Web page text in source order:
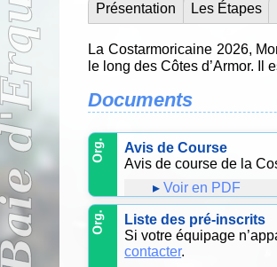
Présentation Les Étapes
La Costarmoricaine 2026,
le long des Côtes d’Armor. Il
Documents
Avis de Course
Avis de course de la
Voir en PDF
Liste des pré-inscrits
Si votre équipage
contacter.